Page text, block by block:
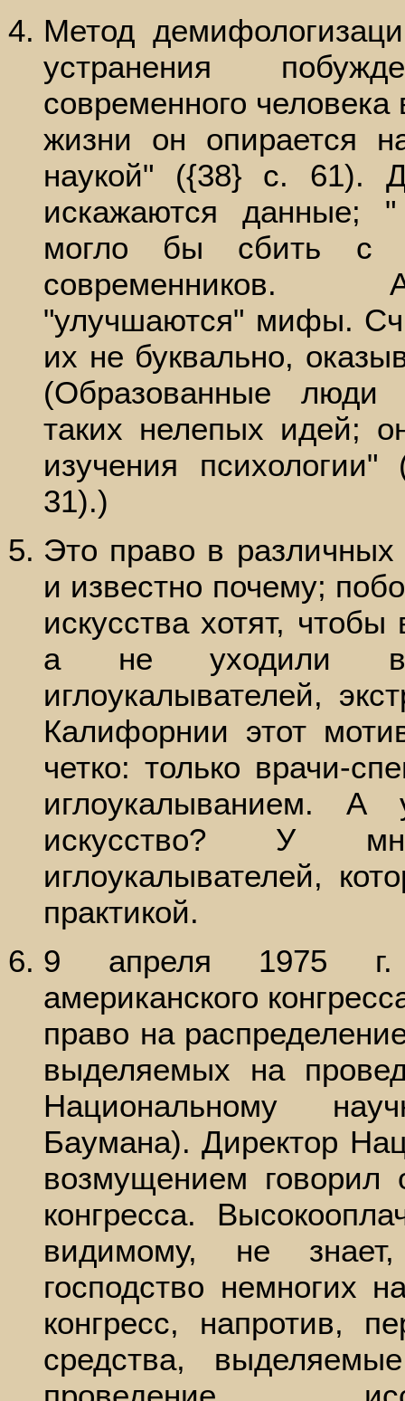
Метод
устранения
современного человека
жизни он опирается
наукой" ({38} с. 61).
искажаются данные;
могло бы сбить с
современников.
"улучшаются" мифы.
их не буквально,
(Образованные люди
таких нелепых идей;
изучения
31).)
Это право в различных
и известно почему;
искусства хотят,
а не уходили в
иглоукалывателей,
Калифорнии этот
четко: только врачи-
иглоукалыванием.
искусство? У
иглоукалывателей,
практикой.
9 апреля 1975 г.
американского
право на
выделяемых на
Национальному
Баумана). Директор
возмущением говорил
конгресса.
видимому, не
господство немногих
конгресс, напротив,
средства,